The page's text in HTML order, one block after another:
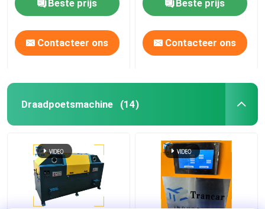
Beste prijs
Contacteer ons
enkele buis van staal
Beste prijs
Contacteer ons
Draadpoetsmachine (14)